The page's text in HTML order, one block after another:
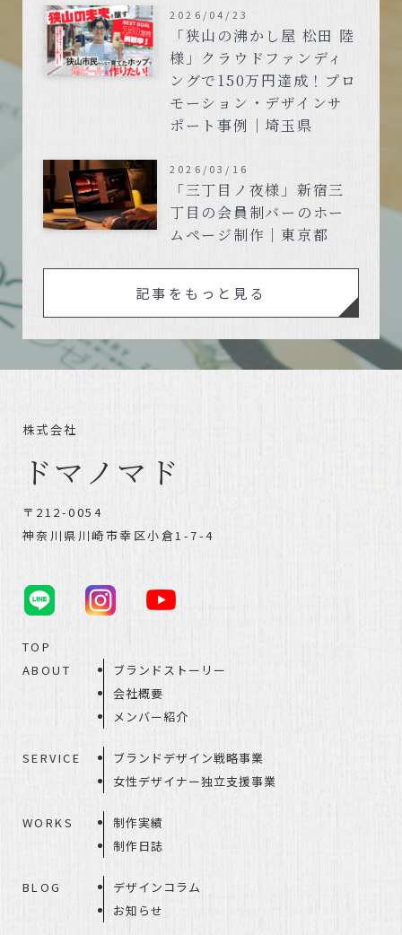
「狭山の沸かし屋 松田 陸
様」クラウドファンディ
ングで150万円達成！プロ
モーション・デザインサ
ポート事例｜埼玉県
2026/04/23
「三丁目ノ夜様」新宿三
丁目の会員制バーのホー
ムページ制作｜東京都
2026/03/16
記事をもっと見る
株式会社
ドマノマド
〒212-0054
神奈川県川崎市幸区小倉1-7-4
TOP
ABOUT
ブランドストーリー
会社概要
メンバー紹介
SERVICE
ブランドデザイン戦略事業
女性デザイナー独立支援事業
WORKS
制作実績
制作日誌
BLOG
デザインコラム
お知らせ